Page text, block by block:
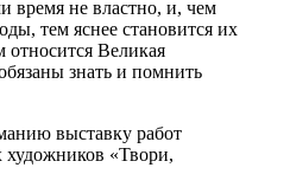
время не властно, и, чем
тем яснее становится их
Великая
знать и помнить
выставку работ
художников «Твори,